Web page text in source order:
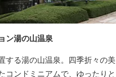
ン湯の山温泉
する湯の山温泉。四季折々の美
コンドミニアムで、ゆったりと